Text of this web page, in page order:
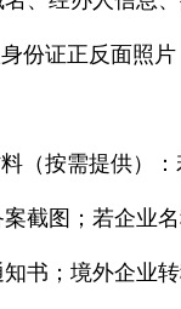
份证正反面照
（按需提供）
截图；若企业
书；境外企业